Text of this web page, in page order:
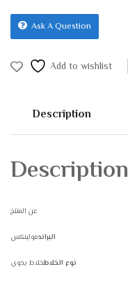
Ask A Question
Add to wishlist
Description
Description
عن المنتج
البراندمولينكس
نوع الخلاطخلاط يدوي